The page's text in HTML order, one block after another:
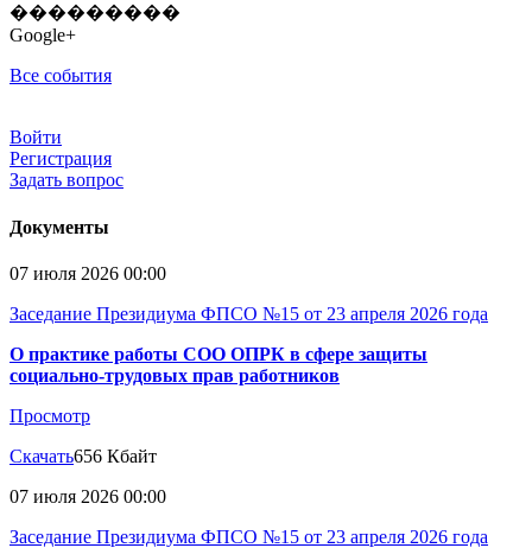
���������
Google+
Все события
Войти
Регистрация
Задать вопрос
Документы
07 июля 2026 00:00
Заседание Президиума ФПСО №15 от 23 апреля 2026 года
О практике работы СОО ОПРК в сфере защиты
социально-трудовых прав работников
Просмотр
Скачать656 Кбайт
07 июля 2026 00:00
Заседание Президиума ФПСО №15 от 23 апреля 2026 года